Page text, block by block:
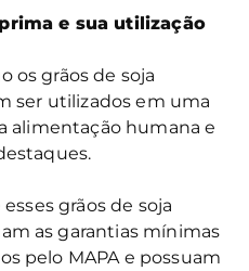
e sua utilização
os grãos de soja
ser utilizados em uma
alimentação humana e
grãos de soja
as garantias mínimas
pelo MAPA e possuam